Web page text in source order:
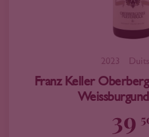
2023
Franz Keller
39